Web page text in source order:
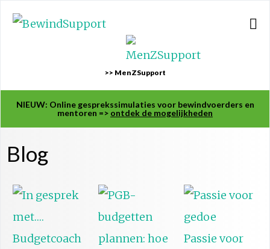
>> MenZSupport
NIEUW: Online gesprekssimulaties voor bewindvoerders en
mentoren => ontdek de mogelijkheden
Blog
Passie voor